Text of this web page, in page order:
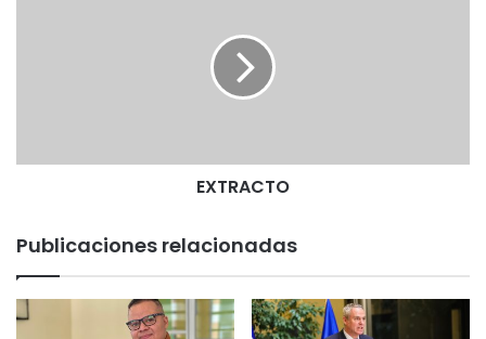
EXTRACTO
Publicaciones relacionadas